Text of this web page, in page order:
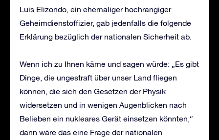
Luis Elizondo, ein ehemaliger hochrangiger
Geheimdienstoffizier, gab jedenfalls die folgende
Erklärung bezüglich der nationalen Sicherheit ab.
Wenn ich zu Ihnen käme und sagen würde: „Es gibt
Dinge, die ungestraft über unser Land fliegen
können, die sich den Gesetzen der Physik
widersetzen und in wenigen Augenblicken nach
Belieben ein nukleares Gerät einsetzen könnten,“
dann wäre das eine Frage der nationalen